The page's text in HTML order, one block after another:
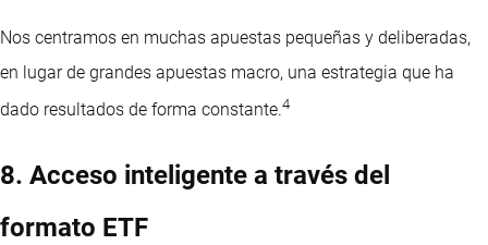
Nos centramos en muchas apuestas pequeñas y deliberadas,
en lugar de grandes apuestas macro, una estrategia que ha
dado resultados de forma constante.4
8. Acceso inteligente a través del
formato ETF